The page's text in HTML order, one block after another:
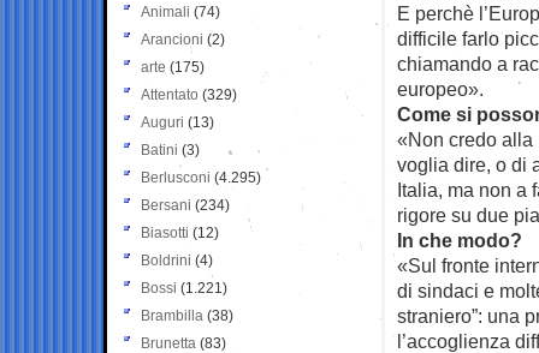
E perchè
difficile farlo
chiamando a
europeo».
Come si
«Non credo alla
voglia dire, o di
Italia, ma non a
rigore su due
In che modo?
«Sul fronte
di sindaci e
straniero”: una
l’accoglienza
Animali (74)
Arancioni (2)
arte (175)
Attentato (329)
Auguri (13)
Batini (3)
Berlusconi (4.295)
Bersani (234)
Biasotti (12)
Boldrini (4)
Bossi (1.221)
Brambilla (38)
Brunetta (83)